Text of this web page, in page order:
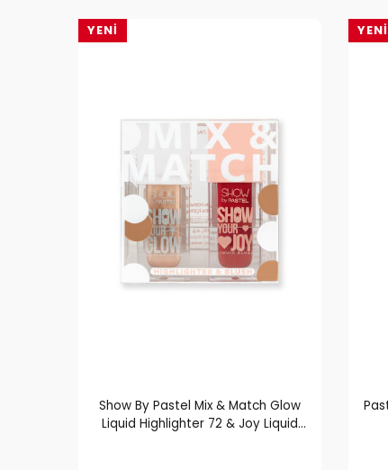
YENI
Show By Pastel Mix & Match Glow
Liquid Highlighter 72 & Joy Liquid
YENI